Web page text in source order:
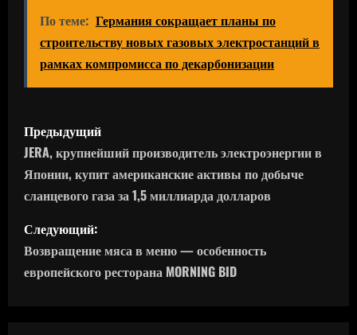
По теме: Германия сокращает планы по
строительству новых газовых электростанций в
рамках компромисса по декарбонизации
Н
а
в
и
г
Предыдущий
JERA, крупнейший производитель электроэнергии в
Японии, купит американские активы по добыче
сланцевого газа за 1,5 миллиарда долларов
Следующий:
Возвращение мяса в меню — особенность
европейского ресторана MORNING BID